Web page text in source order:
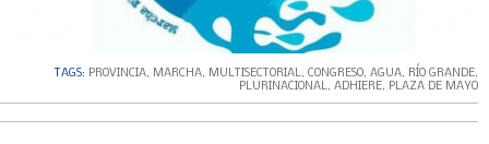
TAGS: PROVINCIA, MARCHA, MULTISECTORIAL, CONGRESO, AGUA, RÍO GRANDE,
PLURINACIONAL, ADHIERE, PLAZA DE MAYO